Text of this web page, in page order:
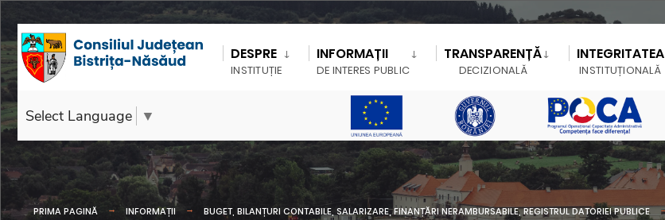
DESPRE
INSTITUȚIE
INFORMAȚII
DE INTERES PUBLIC
TRANSPARENȚĂ
DECIZIONALĂ
INTEGRITATEA
INSTITUȚIONALĂ
Select Language ▼
PRIMA PAGINĂ INFORMAȚII BUGET, BILANȚURI CONTABILE, SALARIZARE, FINANȚĂRI NERAMBURSABILE, REGISTRUL DATORIEI PUBLICE